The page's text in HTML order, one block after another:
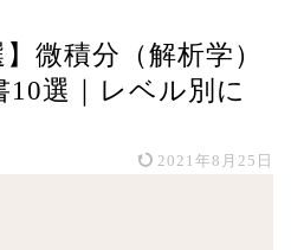
微積分（解析学）
選｜レベル別に
2021年8月25日